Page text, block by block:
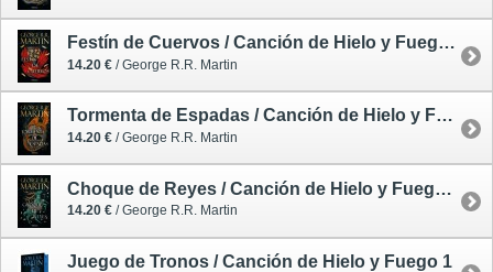
Festín de Cuervos / Canción de Hielo y Fuego 4
14.20 € / George R.R. Martin
Tormenta de Espadas / Canción de Hielo y Fuego 3
14.20 € / George R.R. Martin
Choque de Reyes / Canción de Hielo y Fuego 2
14.20 € / George R.R. Martin
Juego de Tronos / Canción de Hielo y Fuego 1